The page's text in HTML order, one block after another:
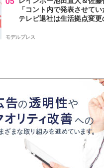
「コント内で発表させて
テレビ退社は生活拠点変
モデルプレス